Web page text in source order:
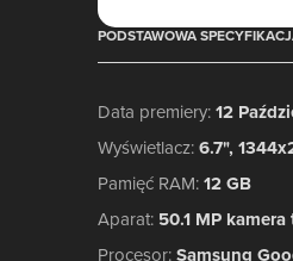
PODSTAWOWA
Data premiery:12
Wyświetlacz:6.7",
Pamięć RAM:12 GB
Aparat: 50.1 MP
Procesor:Samsung